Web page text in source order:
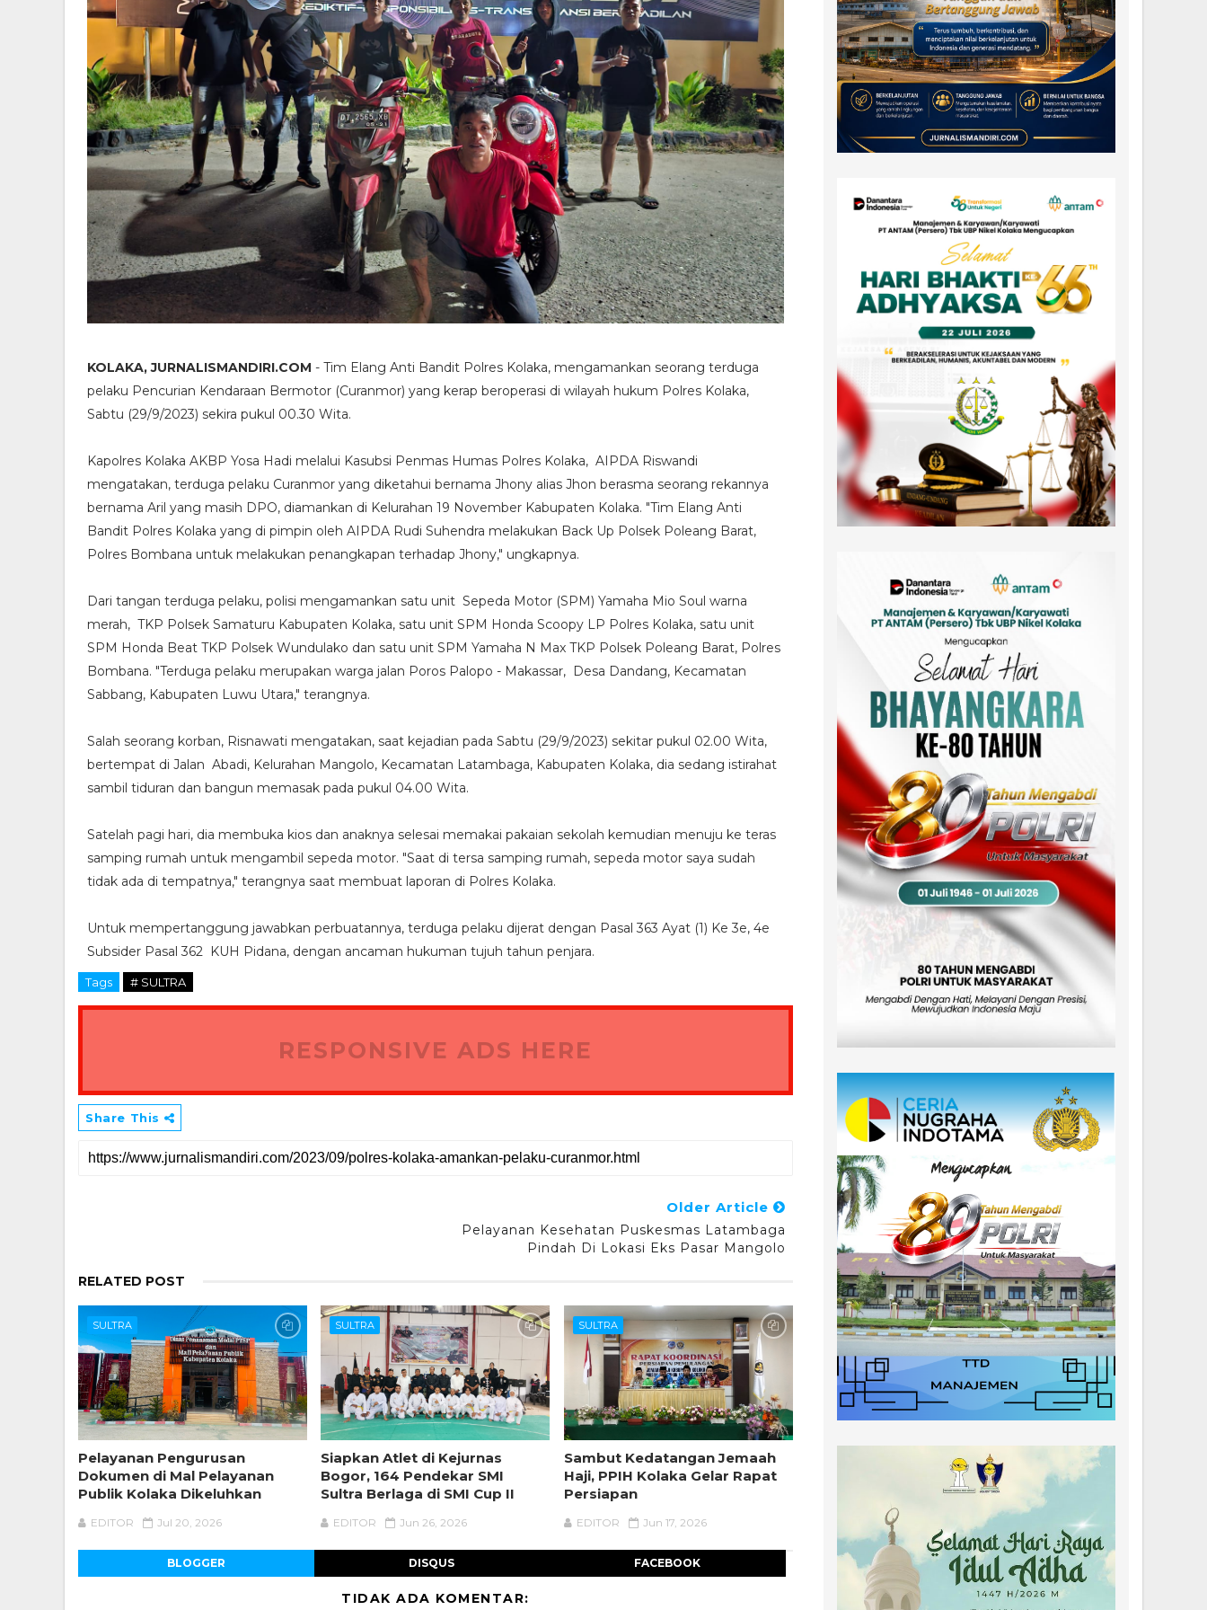
KOLAKA, JURNALISMANDIRI.COM - Tim Elang Anti Bandit Polres Kolaka, mengamankan seorang terduga
pelaku Pencurian Kendaraan Bermotor (Curanmor) yang kerap beroperasi di wilayah hukum Polres Kolaka,
Sabtu (29/9/2023) sekira pukul 00.30 Wita.
Kapolres Kolaka AKBP Yosa Hadi melalui Kasubsi Penmas Humas Polres Kolaka, AIPDA Riswandi
mengatakan, terduga pelaku Curanmor yang diketahui bernama Jhony alias Jhon berasma seorang rekannya
bernama Aril yang masih DPO, diamankan di Kelurahan 19 November Kabupaten Kolaka. "Tim Elang Anti
Bandit Polres Kolaka yang di pimpin oleh AIPDA Rudi Suhendra melakukan Back Up Polsek Poleang Barat,
Polres Bombana untuk melakukan penangkapan terhadap Jhony," ungkapnya.
Dari tangan terduga pelaku, polisi mengamankan satu unit Sepeda Motor (SPM) Yamaha Mio Soul warna
merah, TKP Polsek Samaturu Kabupaten Kolaka, satu unit SPM Honda Scoopy LP Polres Kolaka, satu unit
SPM Honda Beat TKP Polsek Wundulako dan satu unit SPM Yamaha N Max TKP Polsek Poleang Barat, Polres
Bombana. "Terduga pelaku merupakan warga jalan Poros Palopo - Makassar, Desa Dandang, Kecamatan
Sabbang, Kabupaten Luwu Utara," terangnya.
Salah seorang korban, Risnawati mengatakan, saat kejadian pada Sabtu (29/9/2023) sekitar pukul 02.00 Wita,
bertempat di Jalan Abadi, Kelurahan Mangolo, Kecamatan Latambaga, Kabupaten Kolaka, dia sedang istirahat
sambil tiduran dan bangun memasak pada pukul 04.00 Wita.
Satelah pagi hari, dia membuka kios dan anaknya selesai memakai pakaian sekolah kemudian menuju ke teras
samping rumah untuk mengambil sepeda motor. "Saat di tersa samping rumah, sepeda motor saya sudah
tidak ada di tempatnya," terangnya saat membuat laporan di Polres Kolaka.
Untuk mempertanggung jawabkan perbuatannya, terduga pelaku dijerat dengan Pasal 363 Ayat (1) Ke 3e, 4e
Subsider Pasal 362 KUH Pidana, dengan ancaman hukuman tujuh tahun penjara.
Tags # SULTRA
RESPONSIVE ADS HERE
Share This
Older Article
Pelayanan Kesehatan Puskesmas Latambaga
Pindah Di Lokasi Eks Pasar Mangolo
RELATED POST
SULTRA
Pelayanan Pengurusan
Dokumen di Mal Pelayanan
Publik Kolaka Dikeluhkan
EDITOR Jul 20, 2026
SULTRA
Siapkan Atlet di Kejurnas
Bogor, 164 Pendekar SMI
Sultra Berlaga di SMI Cup II
EDITOR Jun 26, 2026
SULTRA
Sambut Kedatangan Jemaah
Haji, PPIH Kolaka Gelar Rapat
Persiapan
EDITOR Jun 17, 2026
BLOGGER DISQUS FACEBOOK
TIDAK ADA KOMENTAR: